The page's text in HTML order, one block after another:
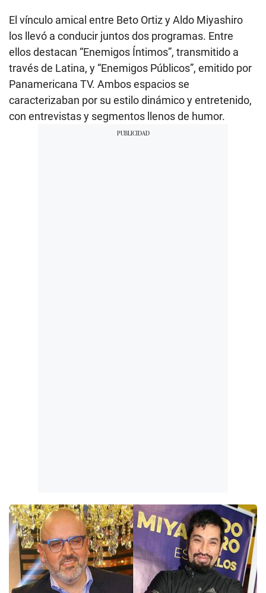
El vínculo amical entre Beto Ortiz y Aldo Miyashiro
los llevó a conducir juntos dos programas. Entre
ellos destacan “Enemigos Íntimos”, transmitido a
través de Latina, y “Enemigos Públicos”, emitido por
Panamericana TV. Ambos espacios se
caracterizaban por su estilo dinámico y entretenido,
con entrevistas y segmentos llenos de humor.